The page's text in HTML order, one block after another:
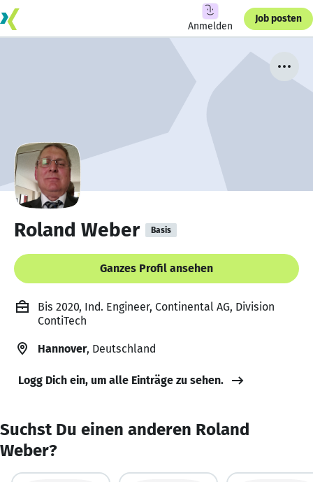
Anmelden
Job posten
Roland Weber Basis
Ganzes Profil ansehen
Bis 2020, Ind. Engineer, Continental AG, Division
ContiTech
Hannover, Deutschland
Logg Dich ein, um alle Einträge zu sehen.
Suchst Du einen anderen Roland
Weber?